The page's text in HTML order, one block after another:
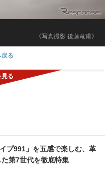
《写真撮影 後藤竜甫》
戻る
プ991」を五感で楽しむ、革
第7世代を徹底特集